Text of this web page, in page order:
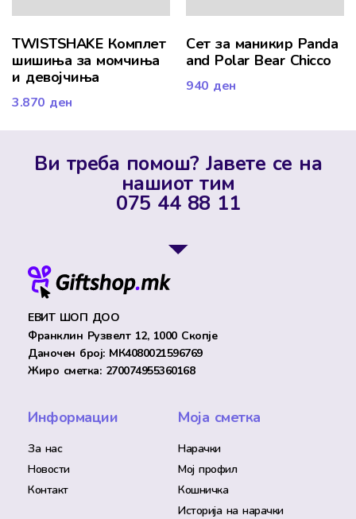
TWISTSHAKE Комплет
шишиња за момчиња
и девојчиња
3.870 ден
Сет за маникир Panda
and Polar Bear Chicco
940 ден
Ви треба помош? Јавете се на
нашиот тим
075 44 88 11
ЕВИТ ШОП ДОО
Франклин Рузвелт 12, 1000 Скопје
Даночен број: МК4080021596769
Жиро сметка: 270074955360168
Информации
За нас
Новости
Контакт
Моја сметка
Нарачки
Мој профил
Кошничка
Историја на нарачки